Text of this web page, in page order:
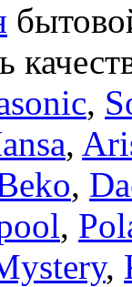
,
,
,
,
,